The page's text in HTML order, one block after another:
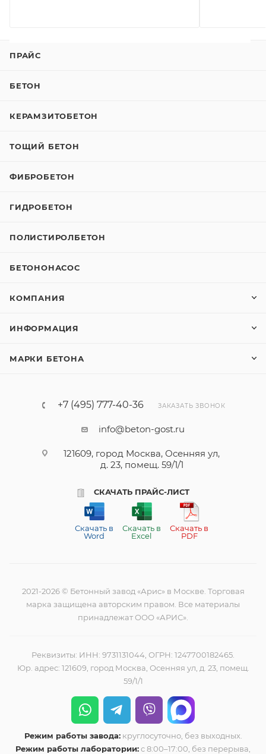
ПРАЙС
БЕТОН
КЕРАМЗИТОБЕТОН
ТОЩИЙ БЕТОН
ФИБРОБЕТОН
ГИДРОБЕТОН
ПОЛИСТИРОЛБЕТОН
БЕТОНОНАСОС
КОМПАНИЯ
ИНФОРМАЦИЯ
МАРКИ БЕТОНА
+7 (495) 777-40-36 ЗАКАЗАТЬ ЗВОНОК
info@beton-gost.ru
121609, город Москва, Осенняя ул,
д. 23, помещ. 59/1/1
СКАЧАТЬ ПРАЙС-ЛИСТ
Скачать в
Word
Скачать в
Excel
Скачать в
PDF
2021-2026 © Бетонный завод «Арис» в Москве. Торговая
марка защищена авторским правом. Все материалы
принадлежат ООО «АРИС».
Реквизиты: ИНН: 9731131044, ОГРН: 1247700182465.
Юр. адрес: 121609, город Москва, Осенняя ул, д. 23, помещ.
59/1/1
Режим работы завода:круглосуточно, без выходных.
Режим работы лаборатории:с 8:00–17:00, без перерыва,